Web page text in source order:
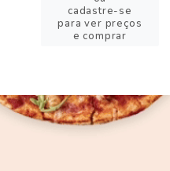
cadastre-se
para ver preços
e comprar